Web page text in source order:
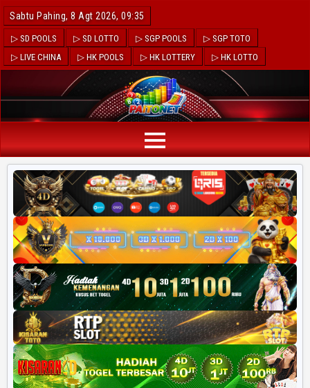
Sabtu Pahing, 8 Agt 2026, 09:35
▷ SD POOLS ▷ SD LOTTO ▷ SGP POOLS
▷ SGP TOTO
▷ LIVE CHINA
▷ HK POOLS ▷ HK LOTTERY ▷ HK LOTTO